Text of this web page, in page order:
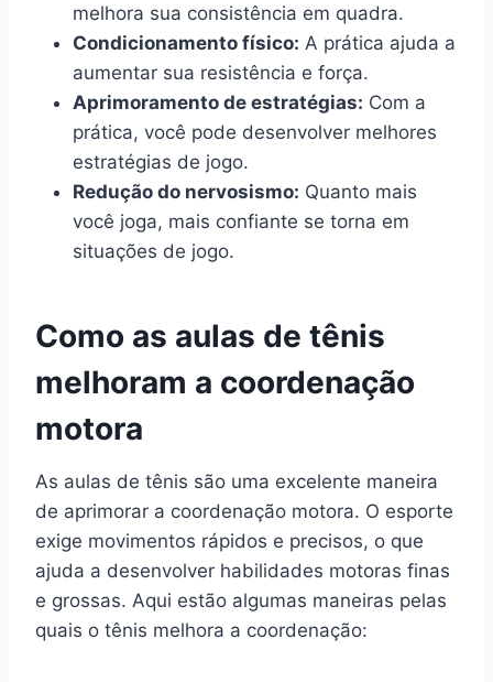
melhora sua consistência em quadra.
Condicionamento físico: A prática ajuda a
aumentar sua resistência e força.
Aprimoramento de estratégias: Com a
prática, você pode desenvolver melhores
estratégias de jogo.
Redução do nervosismo: Quanto mais
você joga, mais confiante se torna em
situações de jogo.
Como as aulas de tênis
melhoram a coordenação
motora
As aulas de tênis são uma excelente maneira
de aprimorar a coordenação motora. O esporte
exige movimentos rápidos e precisos, o que
ajuda a desenvolver habilidades motoras finas
e grossas. Aqui estão algumas maneiras pelas
quais o tênis melhora a coordenação: